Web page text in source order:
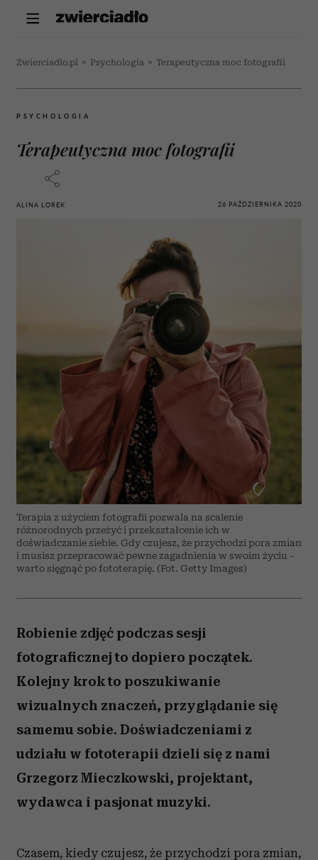
Zwierciadlo.pl > Psychologia > Terapeutyczna moc fotografii
PSYCHOLOGIA
Terapeutyczna moc fotografii
ALINA LOREK 26 PAŹDZIERNIKA 2020
Terapia z użyciem fotografii pozwala na scalenie
różnorodnych przeżyć i przekształcenie ich w
doświadczanie siebie. Gdy czujesz, że przychodzi pora zmian
i musisz przepracować pewne zagadnienia w swoim życiu –
warto sięgnąć po fototerapię. (Fot. Getty Images)
Robienie zdjęć podczas sesji
fotograficznej to dopiero początek.
Kolejny krok to poszukiwanie
wizualnych znaczeń, przyglądanie się
samemu sobie. Doświadczeniami z
udziału w fototerapii dzieli się z nami
Grzegorz Mieczkowski, projektant,
wydawca i pasjonat muzyki.
Czasem, kiedy czujesz, że przychodzi pora zmian,